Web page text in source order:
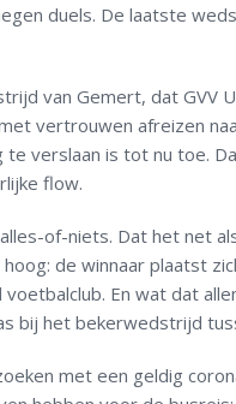
duels. De laatste
van Gemert, dat GVV
vertrouwen afreizen
verslaan is tot nu toe.
flow.
of-niets. Dat het net
de winnaar plaatst
En wat dat
bij het bekerwedstrijd
met een geldig